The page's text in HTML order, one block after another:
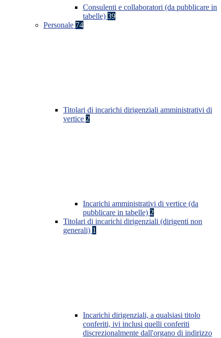
Consulenti e collaboratori (da pubblicare in
tabelle) 39
Personale 74
Titolari di incarichi dirigenziali amministrativi di
vertice 2
Incarichi amministrativi di vertice (da
pubblicare in tabelle) 2
Titolari di incarichi dirigenziali (dirigenti non
generali) 1
Incarichi dirigenziali, a qualsiasi titolo
conferiti, ivi inclusi quelli conferiti
discrezionalmente dall'organo di indirizzo